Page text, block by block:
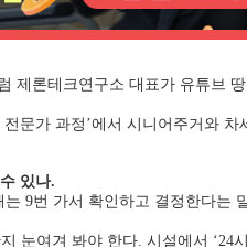
제론테크연구소 대표가 유튜브
문가 과정’에서 시니어주거와
있나.
9번 가서 확인하고 결정한다는
눈여겨 봐야 한다. 시설에서 ‘24